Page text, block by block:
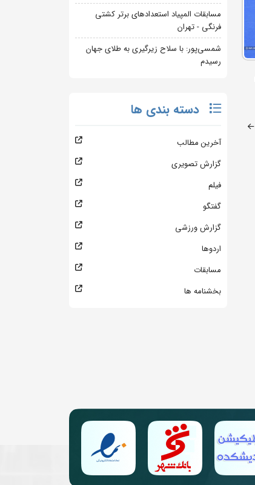
مسابقات المپیاد استعدادهای برتر کشتی
فرنگی - تهران
شمسی‌پور: با سلاح زیرگیری به طلای جهان
رسیدم
دسته بندی ها
آخرین مطالب
گزارش تصویری
فیلم
گفتگو
گزارش ورزشی
اردوها
مسابقات
بخشنامه ها